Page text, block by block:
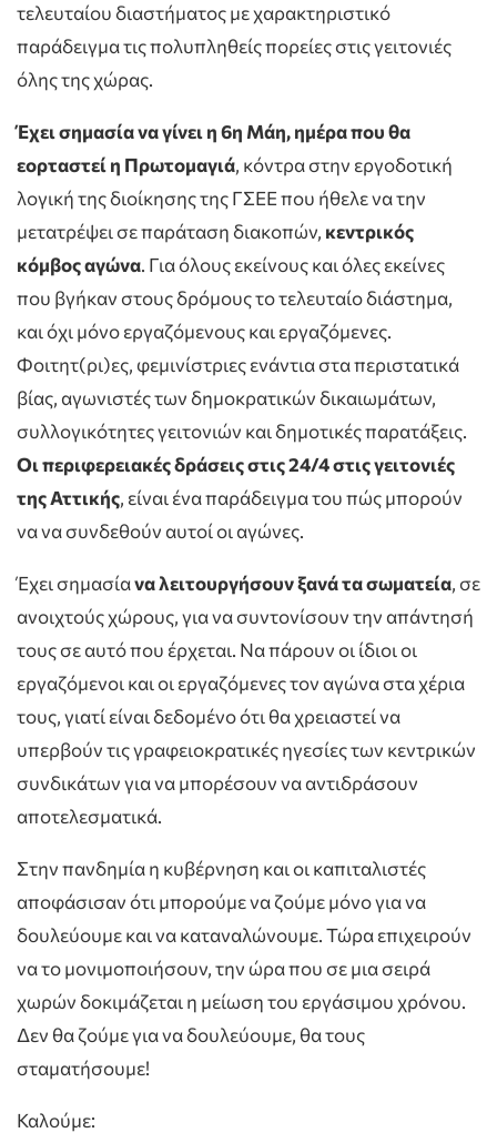
τελευταίου διαστήματος με χαρακτηριστικό
παράδειγμα τις πολυπληθείς πορείες στις γειτονιές
όλης της χώρας.
Έχει σημασία να γίνει η 6η Μάη, ημέρα που θα
εορταστεί η Πρωτομαγιά, κόντρα στην εργοδοτική
λογική της διοίκησης της ΓΣΕΕ που ήθελε να την
μετατρέψει σε παράταση διακοπών, κεντρικός
κόμβος αγώνα. Για όλους εκείνους και όλες εκείνες
που βγήκαν στους δρόμους το τελευταίο διάστημα,
και όχι μόνο εργαζόμενους και εργαζόμενες.
Φοιτητ(ρι)ες, φεμινίστριες ενάντια στα περιστατικά
βίας, αγωνιστές των δημοκρατικών δικαιωμάτων,
συλλογικότητες γειτονιών και δημοτικές παρατάξεις.
Οι περιφερειακές δράσεις στις 24/4 στις γειτονιές
της Αττικής, είναι ένα παράδειγμα του πώς μπορούν
να να συνδεθούν αυτοί οι αγώνες.
Έχει σημασίανα λειτουργήσουν ξανά τα σωματεία, σε
ανοιχτούς χώρους, για να συντονίσουν την απάντησή
τους σε αυτό που έρχεται. Να πάρουν οι ίδιοι οι
εργαζόμενοι και οι εργαζόμενες τον αγώνα στα χέρια
τους, γιατί είναι δεδομένο ότι θα χρειαστεί να
υπερβούν τις γραφειοκρατικές ηγεσίες των κεντρικών
συνδικάτων για να μπορέσουν να αντιδράσουν
αποτελεσματικά.
Στην πανδημία η κυβέρνηση και οι καπιταλιστές
αποφάσισαν ότι μπορούμε να ζούμε μόνο για να
δουλεύουμε και να καταναλώνουμε. Τώρα επιχειρούν
να το μονιμοποιήσουν, την ώρα που σε μια σειρά
χωρών δοκιμάζεται η μείωση του εργάσιμου χρόνου.
Δεν θα ζούμε για να δουλεύουμε, θα τους
σταματήσουμε!
Καλούμε: